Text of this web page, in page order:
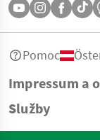
Impressum a
Služby
Pomoc